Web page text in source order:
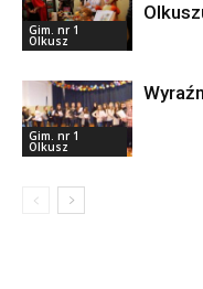
Gim. nr 1
Olkusz
Gim. nr 1
Olkusz